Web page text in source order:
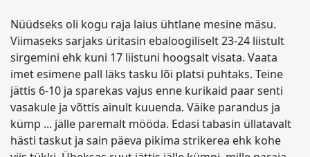
Nüüdseks oli kogu raja laius ühtlane mesine mäsu.
Viimaseks sarjaks üritasin ebaloogiliselt 23-24 liistult
sirgemini ehk kuni 17 liistuni hoogsalt visata. Vaata
imet esimene pall läks tasku lõi platsi puhtaks. Teine
jättis 6-10 ja sparekas vajus enne kurikaid paar senti
vasakule ja võttis ainult kuuenda. Väike parandus ja
kümp ... jälle paremalt mööda. Edasi tabasin üllatavalt
hästi taskut ja sain päeva pikima strikerea ehk kohe